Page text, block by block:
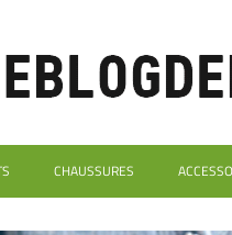
CHAUSSURES